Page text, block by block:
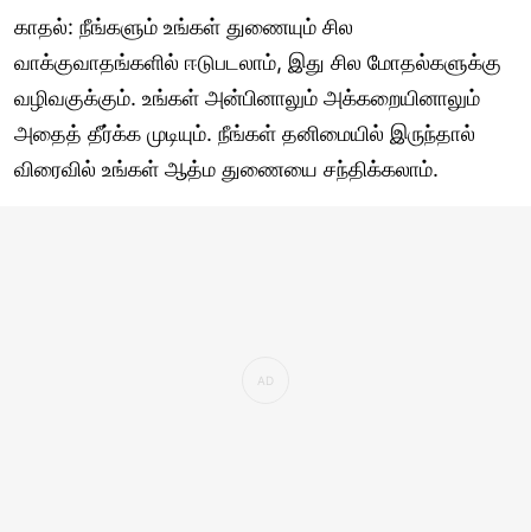
காதல்: நீங்களும் உங்கள் துணையும் சில
வாக்குவாதங்களில் ஈடுபடலாம், இது சில மோதல்களுக்கு
வழிவகுக்கும். உங்கள் அன்பினாலும் அக்கறையினாலும்
அதைத் தீர்க்க முடியும். நீங்கள் தனிமையில் இருந்தால்
விரைவில் உங்கள் ஆத்ம துணையை சந்திக்கலாம்.